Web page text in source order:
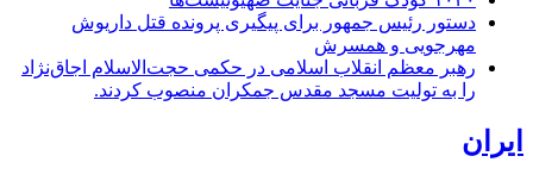
دستور رئیس جمهور برای پیگیری پرونده قتل داریوش
مهرجویی و همسرش
رهبر معظم انقلاب اسلامی در حکمی حجت‌الاسلام اجاق‌نژاد
را به تولیت مسجد مقدس جمکران منصوب کردند.
ایران